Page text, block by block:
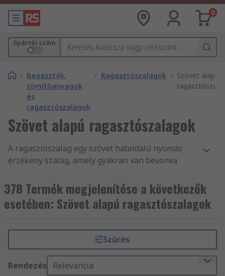
0
Gyártói szám
/ Ragasztók,
tömítőanyagok
és
ragasztószalagok
/ Ragasztószalagok / Szövet alapú
Szövet alapú ragasztószalagok
A ragasztószalag egy szövet hátoldalú nyomás
érzékeny szalag, amely gyakran van bevonva
erős ragasztási kapacitás és az ellenállás. A
különböző ragasztószalagok felépítése a
használt hátterek és ragasztók típusától függ.
nyújt a piacon kapható különböző típusokról.
A ragasztószalagok típusai
378 Termék megjelenítése a következők
esetében: Szövet alapú ragasztószalagok
Szűrés
Rendezés Relevancia